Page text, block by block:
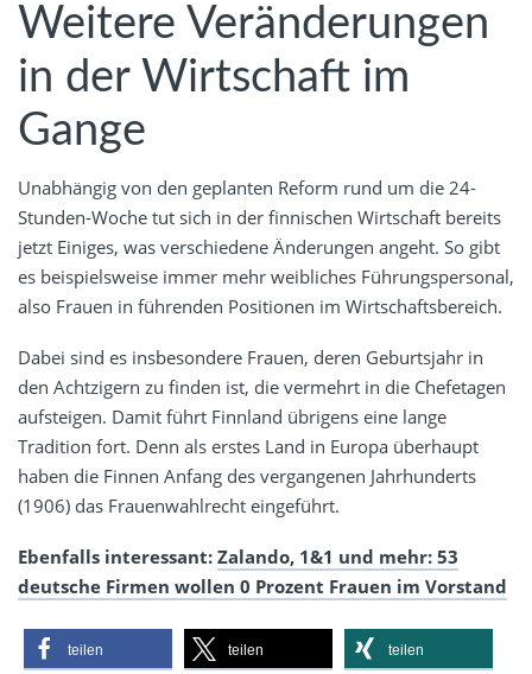
Weitere Veränderungen
in der Wirtschaft im
Gange
Unabhängig von den geplanten Reform rund um die 24-
Stunden-Woche tut sich in der finnischen Wirtschaft bereits
jetzt Einiges, was verschiedene Änderungen angeht. So gibt
es beispielsweise immer mehr weibliches Führungspersonal,
also Frauen in führenden Positionen im Wirtschaftsbereich.
Dabei sind es insbesondere Frauen, deren Geburtsjahr in
den Achtzigern zu finden ist, die vermehrt in die Chefetagen
aufsteigen. Damit führt Finnland übrigens eine lange
Tradition fort. Denn als erstes Land in Europa überhaupt
haben die Finnen Anfang des vergangenen Jahrhunderts
(1906) das Frauenwahlrecht eingeführt.
Ebenfalls interessant: Zalando, 1&1 und mehr: 53
deutsche Firmen wollen 0 Prozent Frauen im Vorstand
teilen teilen teilen